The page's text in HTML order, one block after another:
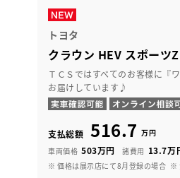
トヨタ
クラウン HEV スポーツZ
ＴＣＳではすべてのお客様に『
お届けしています♪
支払総額 516.7 万円
車両価格 503万円 諸費用 13.7万
※ 価格は展示店にて8月登録の場合 ※